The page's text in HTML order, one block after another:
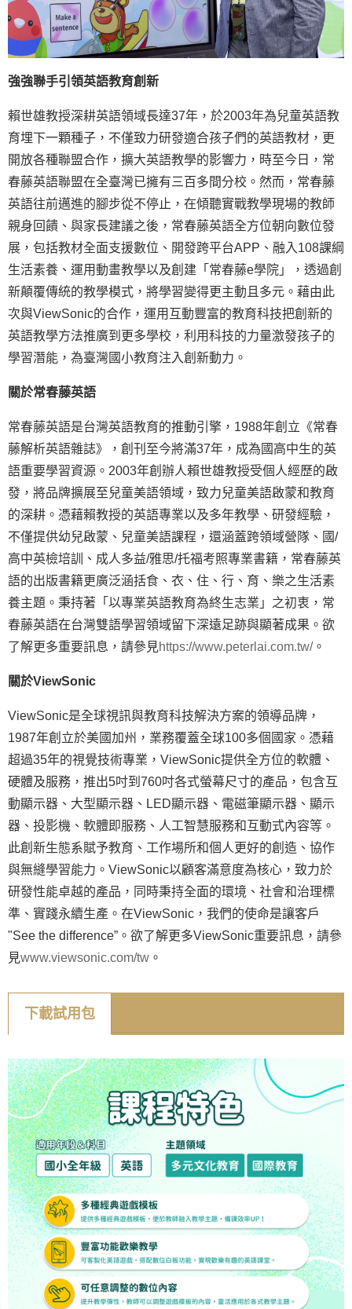
強強聯手引領英語教育創新
賴世雄教授深耕英語領域長達37年，於2003年為兒童英語教
育埋下一顆種子，不僅致力研發適合孩子們的英語教材，更
開放各種聯盟合作，擴大英語教學的影響力，時至今日，常
春藤英語聯盟在全臺灣已擁有三百多間分校。然而，常春藤
英語往前邁進的腳步從不停止，在傾聽實戰教學現場的教師
親身回饋、與家長建議之後，常春藤英語全方位朝向數位發
展，包括教材全面支援數位、開發跨平台APP、融入108課綱
生活素養、運用動畫教學以及創建「常春藤e學院」，透過創
新顛覆傳統的教學模式，將學習變得更主動且多元。藉由此
次與ViewSonic的合作，運用互動豐富的教育科技把創新的
英語教學方法推廣到更多學校，利用科技的力量激發孩子的
學習潛能，為臺灣國小教育注入創新動力。
關於常春藤英語
常春藤英語是台灣英語教育的推動引擎，1988年創立《常春
藤解析英語雜誌》，創刊至今將滿37年，成為國高中生的英
語重要學習資源。2003年創辦人賴世雄教授受個人經歷的啟
發，將品牌擴展至兒童美語領域，致力兒童美語啟蒙和教育
的深耕。憑藉賴教授的英語專業以及多年教學、研發經驗，
不僅提供幼兒啟蒙、兒童美語課程，還涵蓋跨領域營隊、國/
高中英檢培訓、成人多益/雅思/托福考照專業書籍，常春藤英
語的出版書籍更廣泛涵括食、衣、住、行、育、樂之生活素
養主題。秉持著「以專業英語教育為終生志業」之初衷，常
春藤英語在台灣雙語學習領域留下深遠足跡與顯著成果。欲
了解更多重要訊息，請參見https://www.peterlai.com.tw/。
關於ViewSonic
ViewSonic是全球視訊與教育科技解決方案的領導品牌，
1987年創立於美國加州，業務覆蓋全球100多個國家。憑藉
超過35年的視覺技術專業，ViewSonic提供全方位的軟體、
硬體及服務，推出5吋到760吋各式螢幕尺寸的產品，包含互
動顯示器、大型顯示器、LED顯示器、電磁筆顯示器、顯示
器、投影機、軟體即服務、人工智慧服務和互動式內容等。
此創新生態系賦予教育、工作場所和個人更好的創造、協作
與無縫學習能力。ViewSonic以顧客滿意度為核心，致力於
研發性能卓越的產品，同時秉持全面的環境、社會和治理標
準、實踐永續生產。在ViewSonic，我們的使命是讓客戶
"See the difference”。欲了解更多ViewSonic重要訊息，請參
見www.viewsonic.com/tw 。
下載試用包